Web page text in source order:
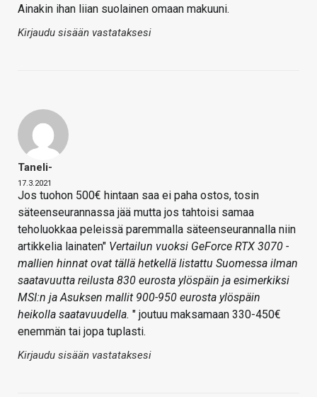
Ainakin ihan liian suolainen omaan makuuni.
Kirjaudu sisään vastataksesi
Taneli-
17.3.2021
Jos tuohon 500€ hintaan saa ei paha ostos, tosin
säteenseurannassa jää mutta jos tahtoisi samaa
teholuokkaa peleissä paremmalla säteenseurannalla niin
artikkelia lainaten" Vertailun vuoksi GeForce RTX 3070 -
mallien hinnat ovat tällä hetkellä listattu Suomessa ilman
saatavuutta reilusta 830 eurosta ylöspäin ja esimerkiksi
MSI:n ja Asuksen mallit 900-950 eurosta ylöspäin
heikolla saatavuudella. " joutuu maksamaan 330-450€
enemmän tai jopa tuplasti.
Kirjaudu sisään vastataksesi